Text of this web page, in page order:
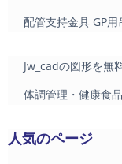
配管支持金具 GP
Jw_cadの図形を無
体調管理・健康食
人気のページ